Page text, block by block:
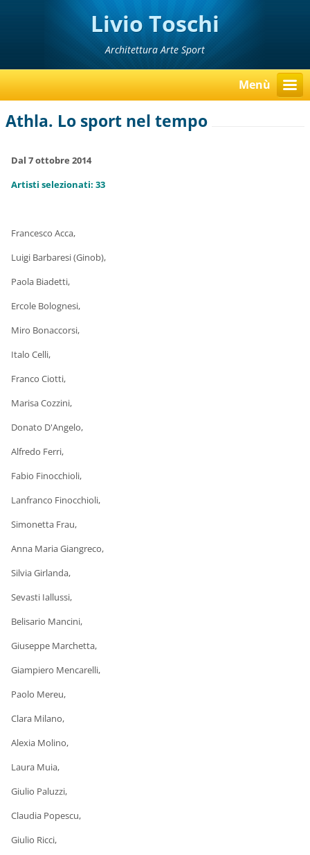
Livio Toschi
Architettura Arte Sport
Menù
Athla. Lo sport nel tempo
Dal 7 ottobre 2014
Artisti selezionati: 33
Francesco Acca,
Luigi Barbaresi (Ginob),
Paola Biadetti,
Ercole Bolognesi,
Miro Bonaccorsi,
Italo Celli,
Franco Ciotti,
Marisa Cozzini,
Donato D'Angelo,
Alfredo Ferri,
Fabio Finocchioli,
Lanfranco Finocchioli,
Simonetta Frau,
Anna Maria Giangreco,
Silvia Girlanda,
Sevasti Iallussi,
Belisario Mancini,
Giuseppe Marchetta,
Giampiero Mencarelli,
Paolo Mereu,
Clara Milano,
Alexia Molino,
Laura Muia,
Giulio Paluzzi,
Claudia Popescu,
Giulio Ricci,